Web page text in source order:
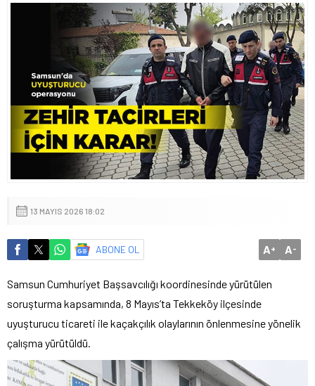
13 MAYIS 2026 18:02
ABONE OL A+ A-
Samsun Cumhuriyet Başsavcılığı koordinesinde yürütülen
soruşturma kapsamında, 8 Mayıs’ta Tekkeköy ilçesinde
uyuşturucu ticareti ile kaçakçılık olaylarının önlenmesine yönelik
çalışma yürütüldü.